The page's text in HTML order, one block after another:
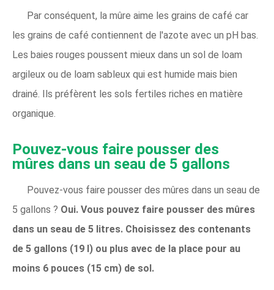
Par conséquent, la mûre aime les grains de café car
les grains de café contiennent de l'azote avec un pH bas.
Les baies rouges poussent mieux dans un sol de loam
argileux ou de loam sableux qui est humide mais bien
drainé. Ils préfèrent les sols fertiles riches en matière
organique.
Pouvez-vous faire pousser des
mûres dans un seau de 5 gallons
Pouvez-vous faire pousser des mûres dans un seau de
5 gallons ? Oui. Vous pouvez faire pousser des mûres
dans un seau de 5 litres. Choisissez des contenants
de 5 gallons (19 l) ou plus avec de la place pour au
moins 6 pouces (15 cm) de sol.